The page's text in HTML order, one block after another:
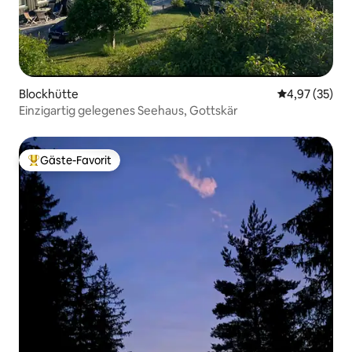
Blockhütte
4,97 (35)
Einzigartig gelegenes Seehaus, Gottskär
Beliebter Gäste-Favorit.
Gäste-Favorit